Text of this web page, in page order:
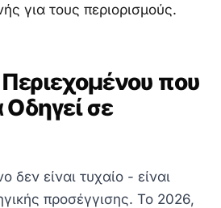
για τους περιορισμούς.
που
σε
δεν είναι τυχαίο - είναι
προσέγγισης. Το 2026,